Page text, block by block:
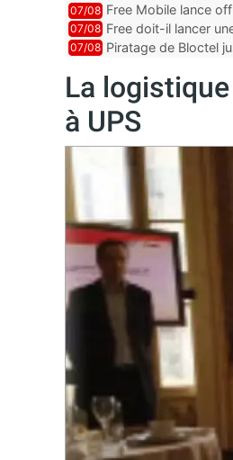
07/08 Free Mobile lance
des promos et des
07/08 Free doit-il lancer
07/08 Piratage de Bloctel
La
à UPS